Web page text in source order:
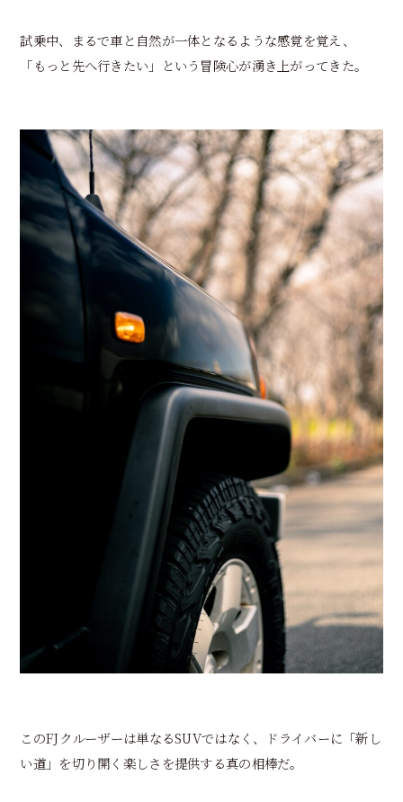
試乗中、まるで車と自然が一体となるような感覚を覚え、
「もっと先へ行きたい」という冒険心が湧き上がってきた。
このFJクルーザーは単なるSUVではなく、ドライバーに「新し
い道」を切り開く楽しさを提供する真の相棒だ。